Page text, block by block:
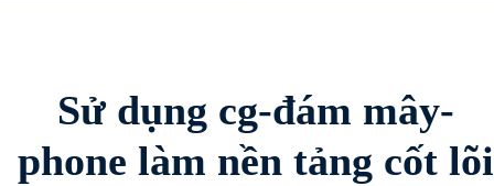
Sử dụng cg-đám mây-
phone làm nền tảng cốt lõi